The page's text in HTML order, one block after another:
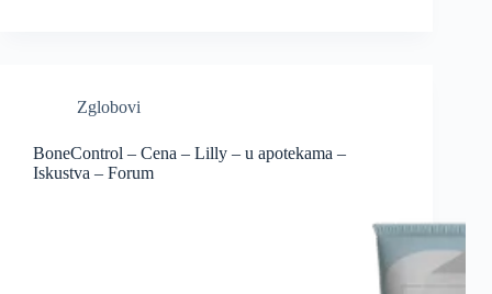
Zglobovi
BoneControl – Cena – Lilly – u apotekama –
Iskustva – Forum